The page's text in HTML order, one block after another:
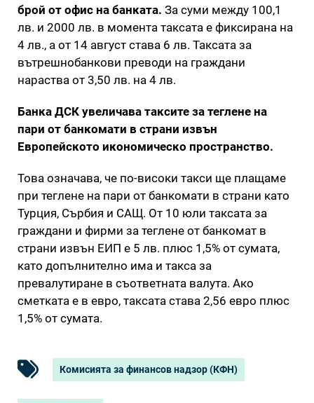
брой от офис на банката. За суми между 100,1
лв. и 2000 лв. в момента таксата е фиксирана на
4 лв., а от 14 август става 6 лв. Таксата за
вътрешнобанкови преводи на граждани
нараства от 3,50 лв. на 4 лв.
Банка ДСК увеличава таксите за теглене на
пари от банкомати в страни извън
Европейското икономическо пространство.
Това означава, че по-високи такси ще плащаме
при теглене на пари от банкомати в страни като
Турция, Сърбия и САЩ. От 10 юли таксата за
граждани и фирми за теглене от банкомат в
страни извън ЕИП е 5 лв. плюс 1,5% от сумата,
като допълнително има и такса за
превалутиране в съответната валута. Ако
сметката е в евро, таксата става 2,56 евро плюс
1,5% от сумата.
Комисията за финансов надзор (КФН)